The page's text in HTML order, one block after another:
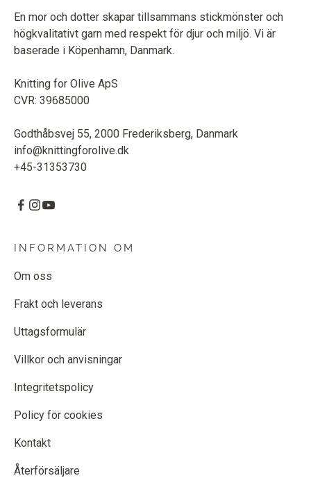
En mor och dotter skapar tillsammans stickmönster och
högkvalitativt garn med respekt för djur och miljö. Vi är
baserade i Köpenhamn, Danmark.
Knitting for Olive ApS
CVR: 39685000
Godthåbsvej 55, 2000 Frederiksberg, Danmark
info@knittingforolive.dk
+45-31353730
INFORMATION OM
Om oss
Frakt och leverans
Uttagsformulär
Villkor och anvisningar
Integritetspolicy
Policy för cookies
Kontakt
Återförsäljare